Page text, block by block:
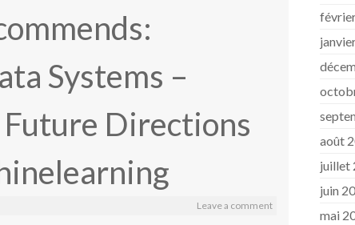
Systems –
Directions
Leave a comment
août
juillet
juin
mai